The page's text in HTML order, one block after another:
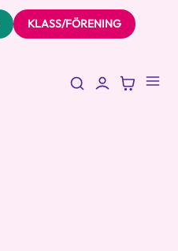
KLASS/FÖRENING